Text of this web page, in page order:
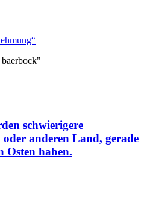
baerbock"
schwierigere
oder anderen Land, gerade
Osten haben.